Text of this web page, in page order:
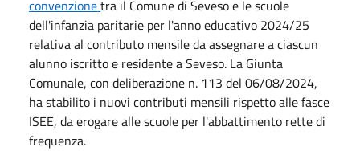
convenzionetra il Comune di Seveso e le scuole
dell'infanzia paritarie per l'anno educativo 2024/25
relativa al contributo mensile da assegnare a ciascun
alunno iscritto e residente a Seveso. La Giunta
Comunale, con deliberazione n. 113 del 06/08/2024,
ha stabilito i nuovi contributi mensili rispetto alle fasce
ISEE, da erogare alle scuole per l'abbattimento rette di
frequenza.